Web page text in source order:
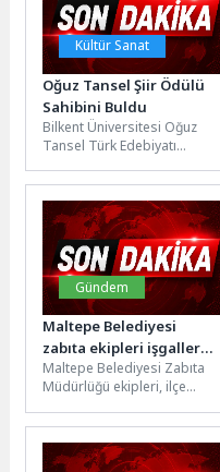
Kültür Sanat
Oğuz Tansel Şiir Ödülü
Sahibini Buldu
Bilkent Üniversitesi Oğuz
Tansel Türk Edebiyatı
Merkezi, edebiyatçı, eğitmen
ve halk bilimci, şair...
Gündem
Maltepe Belediyesi
zabıta ekipleri işgallere
karşı sahada
Maltepe Belediyesi Zabıta
Müdürlüğü ekipleri, ilçe
huzuru, güvenliği ve rahat
yürüyebilmesi adına
kaldırım...